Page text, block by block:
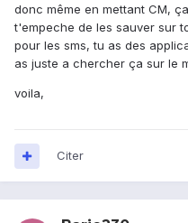
donc même en mettant CM,
t'empeche de les sauver sur
pour les sms, tu as des
as juste a chercher ça sur le
voila,
Citer